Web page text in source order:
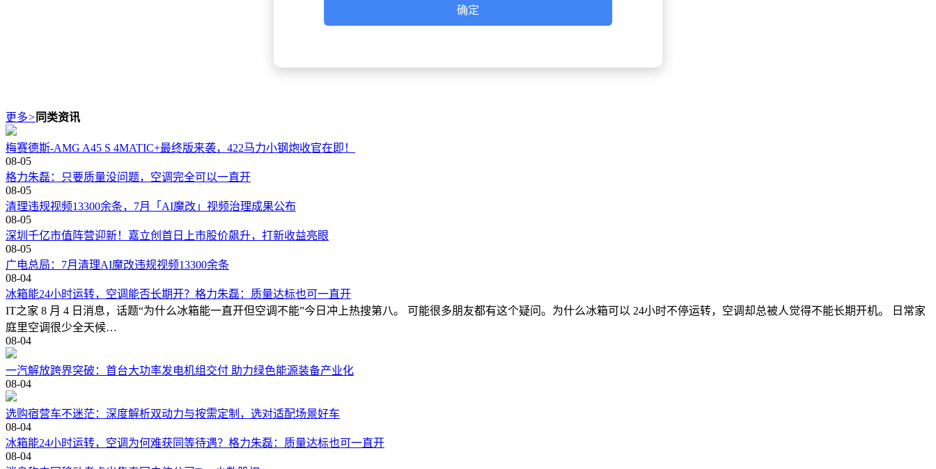
确定
更多> 同类资讯
梅赛德斯-AMG A45 S 4MATIC+最终版来袭，422马力小钢炮收官在即！
08-05
格力朱磊：只要质量没问题，空调完全可以一直开
08-05
清理违规视频13300余条，7月「AI魔改」视频治理成果公布
08-05
深圳千亿市值阵营迎新！嘉立创首日上市股价飙升，打新收益亮眼
08-05
广电总局：7月清理AI魔改违规视频13300余条
08-04
冰箱能24小时运转，空调能否长期开？格力朱磊：质量达标也可一直开
IT之家 8 月 4 日消息，话题“为什么冰箱能一直开但空调不能”今日冲上热搜第八。 可能很多朋友都有这个疑问。为什么冰箱可以 24小时不停运转，空调却总被人觉得不能长期开机。 日常家
庭里空调很少全天候…
08-04
一汽解放跨界突破：首台大功率发电机组交付 助力绿色能源装备产业化
08-04
选购宿营车不迷茫：深度解析双动力与按需定制，选对适配场景好车
08-04
冰箱能24小时运转，空调为何难获同等待遇？格力朱磊：质量达标也可一直开
08-04